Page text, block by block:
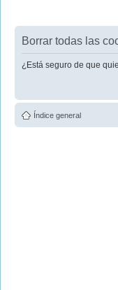
Borrar todas las
¿Está seguro de que
Índice general